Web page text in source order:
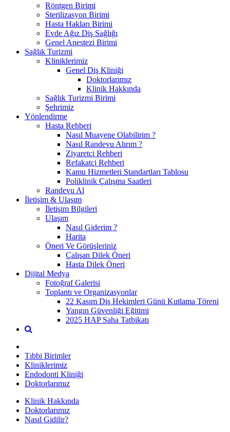
Röntgen Birimi
Sterilizasyon Birimi
Hasta Hakları Birimi
Evde Ağız Diş Sağlığı
Genel Anestezi Birimi
Sağlık Turizmi
Kliniklerimiz
Genel Diş Kliniği
Doktorlarımız
Klinik Hakkında
Sağlık Turizmi Birimi
Şehrimiz
Yönlendirme
Hasta Rehberi
Nasıl Muayene Olabilirim ?
Nasıl Randevu Alırım ?
Ziyaretçi Rehberi
Refakatçi Rehberi
Kamu Hizmetleri Standartları Tablosu
Poliklinik Çalışma Saatleri
Randevu Al
İletişim & Ulaşım
İletişim Bilgileri
Ulaşım
Nasıl Giderim ?
Harita
Öneri Ve Görüşleriniz
Çalışan Dilek Öneri
Hasta Dilek Öneri
Dijital Medya
Fotoğraf Galerisi
Toplantı ve Organizasyonlar
22 Kasım Diş Hekimleri Günü Kutlama Töreni
Yangın Güvenliği Eğitimi
2025 HAP Saha Tatbikatı
Tıbbi Birimler
Kliniklerimiz
Endodonti Kliniği
Doktorlarımız
Klinik Hakkında
Doktorlarımız
Nasıl Gidilir?